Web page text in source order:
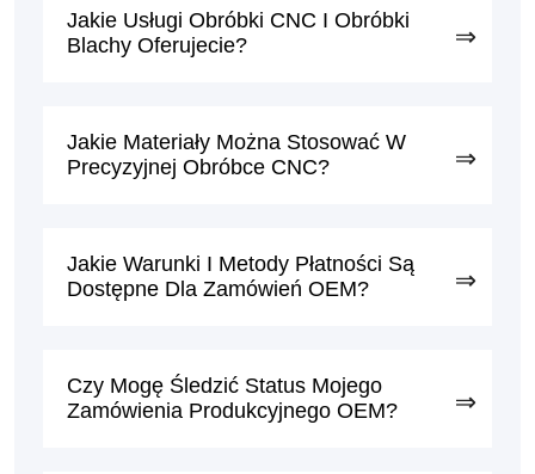
Jakie Usługi Obróbki CNC I Obróbki
Blachy Oferujecie?
Jakie Materiały Można Stosować W
Precyzyjnej Obróbce CNC?
Jakie Warunki I Metody Płatności Są
Dostępne Dla Zamówień OEM?
Czy Mogę Śledzić Status Mojego
Zamówienia Produkcyjnego OEM?